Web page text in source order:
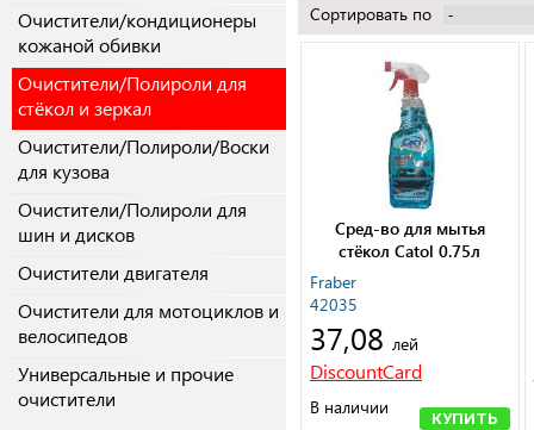
Очистители/кондиционеры
кожаной обивки
Очистители/Полироли для
стёкол и зеркал
Очистители/Полироли/Воски
для кузова
Очистители/Полироли для
шин и дисков
Очистители двигателя
Очистители для мотоциклов и
велосипедов
Универсальные и прочие
очистители
Сортировать по
Сред-во для мытья
стёкол Catol 0.75л
Fraber
42035
37,08 лей
DiscountCard
В наличии
КУПИТЬ